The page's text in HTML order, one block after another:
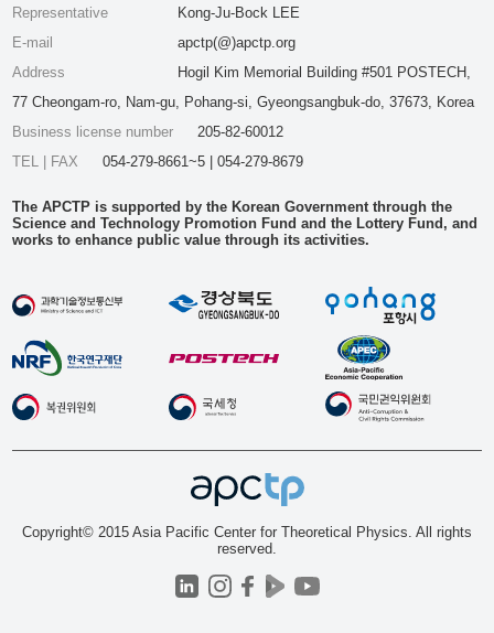
Representative
Kong-Ju-Bock LEE
E-mail
apctp(@)apctp.org
Address
Hogil Kim Memorial Building #501 POSTECH,
77 Cheongam-ro, Nam-gu, Pohang-si, Gyeongsangbuk-do, 37673, Korea
Business license number
205-82-60012
TEL | FAX
054-279-8661~5 | 054-279-8679
The APCTP is supported by the Korean Government through the
Science and Technology Promotion Fund and the Lottery Fund, and
works to enhance public value through its activities.
Copyright© 2015 Asia Pacific Center for Theoretical Physics. All rights
reserved.